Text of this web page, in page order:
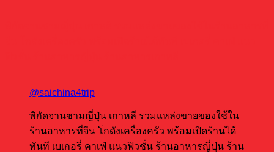
@saichina4trip
พิกัดจานชามญี่ปุ่น เกาหลี รวมแหล่งขายของใช้ใน
ร้านอาหารที่จีน โกดังเครื่องครัว พร้อมเปิดร้านได้
ทันที เบเกอรี่ คาเฟ่ แนวฟิวชั่น ร้านอาหารญี่ปุ่น ร้าน